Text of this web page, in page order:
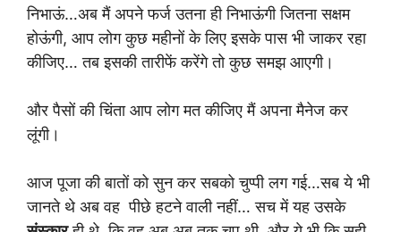
निभाऊं…अब मैं अपने फर्ज उतना ही निभाऊंगी जितना सक्षम
होऊंगी, आप लोग कुछ महीनों के लिए इसके पास भी जाकर रहा
कीजिए… तब इसकी तारीफें करेंगे तो कुछ समझ आएगी।
और पैसों की चिंता आप लोग मत कीजिए मैं अपना मैनेज कर
लूंगी।
आज पूजा की बातों को सुन कर सबको चुप्पी लग गई…सब ये भी
जानते थे अब वह पीछे हटने वाली नहीं… सच में यह उसके